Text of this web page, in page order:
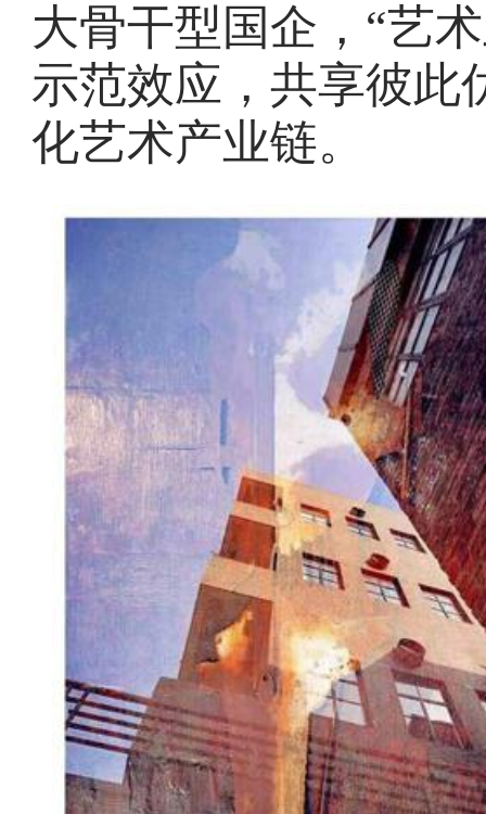
大骨干型国企，“艺
示范效应，共享彼此
化艺术产业链。